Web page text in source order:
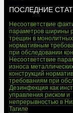
ПОСЛЕДНИЕ
Несоответствие
параметров ширины
трещин в
нормативным
при обследовании
Несоответствие
износа
конструкций
требованиям при
Дезинфекция как
управления риском и
непрерывностью в
Тагиле